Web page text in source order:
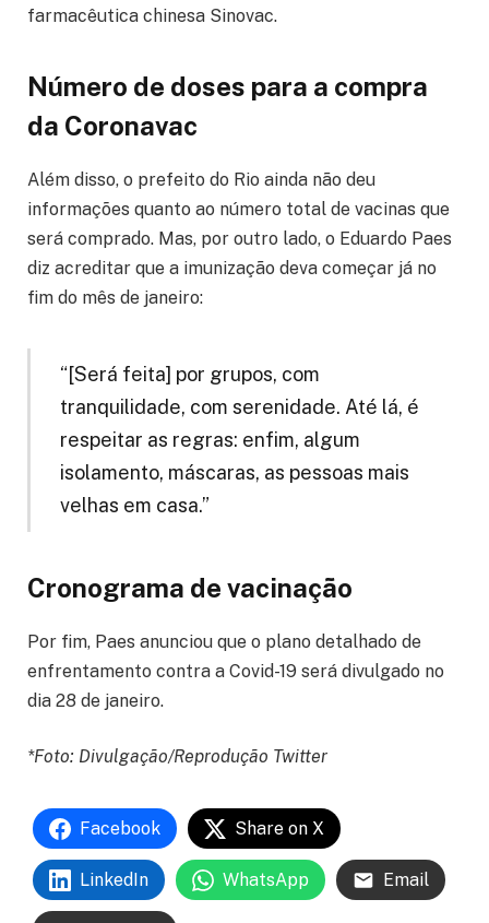
farmacêutica chinesa Sinovac.
Número de doses para a compra
da Coronavac
Além disso, o prefeito do Rio ainda não deu
informações quanto ao número total de vacinas que
será comprado. Mas, por outro lado, o Eduardo Paes
diz acreditar que a imunização deva começar já no
fim do mês de janeiro:
“[Será feita] por grupos, com
tranquilidade, com serenidade. Até lá, é
respeitar as regras: enfim, algum
isolamento, máscaras, as pessoas mais
velhas em casa.”
Cronograma de vacinação
Por fim, Paes anunciou que o plano detalhado de
enfrentamento contra a Covid-19 será divulgado no
dia 28 de janeiro.
*Foto: Divulgação/Reprodução Twitter
Facebook Share on X
LinkedIn WhatsApp Email